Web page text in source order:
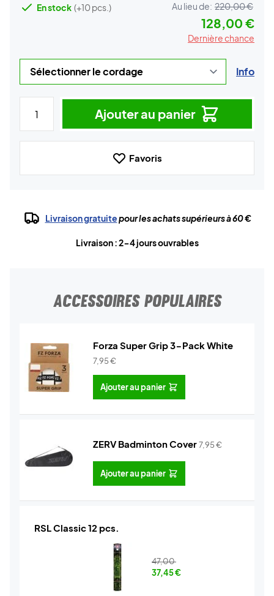
En stock (+10 pcs.) Au lieu de: 220,00 €
128,00 €
Dernière chance
Info
Ajouter au panier
Favoris
Livraison gratuitepour les achats supérieurs à 60 €
Livraison : 2-4 jours ouvrables
ACCESSOIRES POPULAIRES
Forza Super Grip 3-Pack White
7,95€
Ajouter au panier
ZERV Badminton Cover7,95€
Ajouter au panier
RSL Classic 12 pcs.
47,00
37,45€